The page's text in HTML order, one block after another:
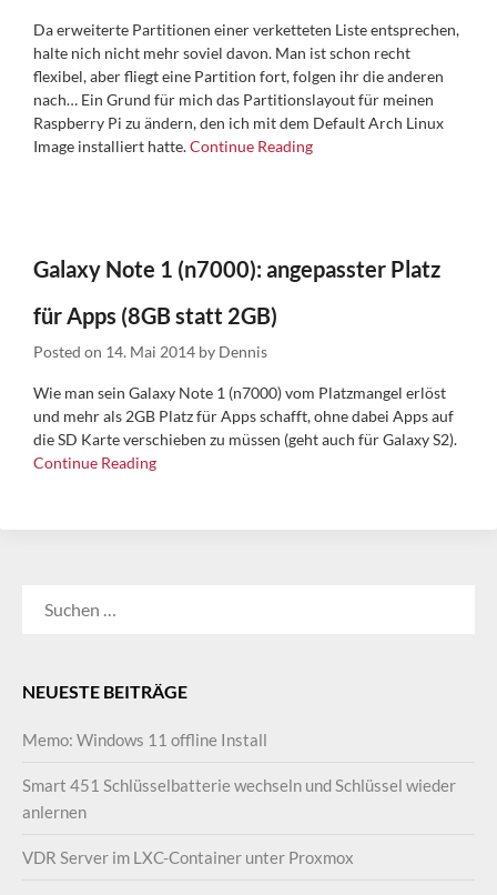
Da erweiterte Partitionen einer verketteten Liste entsprechen,
halte nich nicht mehr soviel davon. Man ist schon recht
flexibel, aber fliegt eine Partition fort, folgen ihr die anderen
nach… Ein Grund für mich das Partitionslayout für meinen
Raspberry Pi zu ändern, den ich mit dem Default Arch Linux
Image installiert hatte.Continue Reading
Galaxy Note 1 (n7000): angepasster Platz
für Apps (8GB statt 2GB)
Posted on 14. Mai 2014 by Dennis
Wie man sein Galaxy Note 1 (n7000) vom Platzmangel erlöst
und mehr als 2GB Platz für Apps schafft, ohne dabei Apps auf
die SD Karte verschieben zu müssen (geht auch für Galaxy S2).
Continue Reading
NEUESTE BEITRÄGE
Memo: Windows 11 offline Install
Smart 451 Schlüsselbatterie wechseln und Schlüssel wieder
anlernen
VDR Server im LXC-Container unter Proxmox